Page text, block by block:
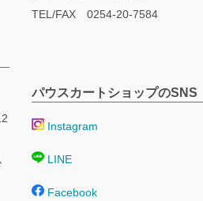
TEL/FAX 0254-20-7584
パウスカートショップのSNS
Instagram
LINE
Facebook